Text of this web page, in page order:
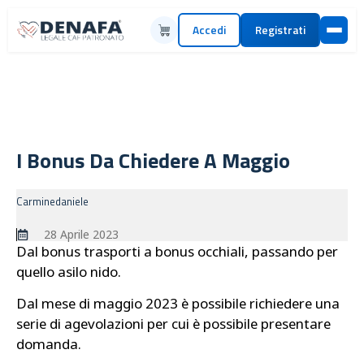
Accedi Registrati
I Bonus Da Chiedere A Maggio
Carminedaniele
28 Aprile 2023
Dal bonus trasporti a bonus occhiali, passando per
quello asilo nido.
Dal mese di maggio 2023 è possibile richiedere una
serie di agevolazioni per cui è possibile presentare
domanda.